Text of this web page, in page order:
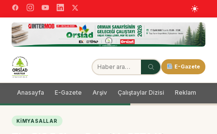
E-Gazete
Anasayfa E-Gazete Arşiv Çalıştaylar Dizisi Reklam
KIMYASALLAR